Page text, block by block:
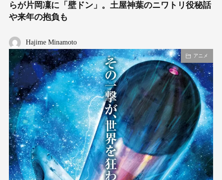
らが片岡凜に「壁ドン」。土屋神葉のニワトリ役秘話
や来年の抱負も
Hajime Minamoto
アニメ